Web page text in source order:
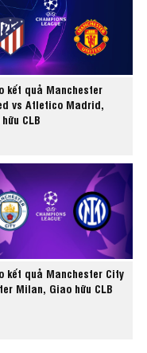
kết quả Manchester
vs Atletico Madrid,
CLB
kết quả Manchester City
Milan, Giao hữu CLB